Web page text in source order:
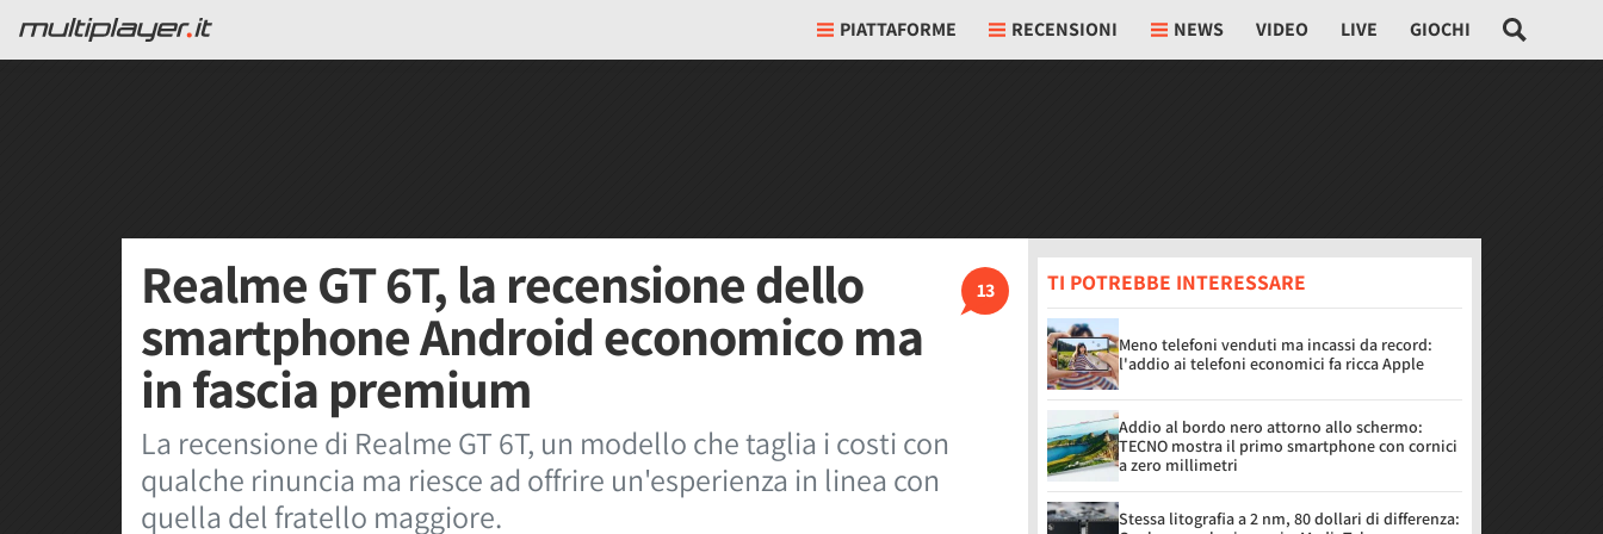
PIATTAFORME RECENSIONI NEWS VIDEO LIVE GIOCHI
13
Realme GT 6T, la recensione dello
smartphone Android economico ma
in fascia premium
La recensione di Realme GT 6T, un modello che taglia i costi con
qualche rinuncia ma riesce ad offrire un'esperienza in linea con
quella del fratello maggiore.
TI POTREBBE INTERESSARE
Meno telefoni venduti ma incassi da record:
l'addio ai telefoni economici fa ricca Apple
Addio al bordo nero attorno allo schermo:
TECNO mostra il primo smartphone con cornici
a zero millimetri
Stessa litografia a 2 nm, 80 dollari di differenza: